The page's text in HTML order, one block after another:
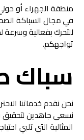
منطقة الجهراء أو
في مجال السباكة
للتحرك بفعالية
تواجهكم.
سباك
نحن نقدم خدماتنا
نسعى جاهدين لتحقيق
المثالية التي تلبي